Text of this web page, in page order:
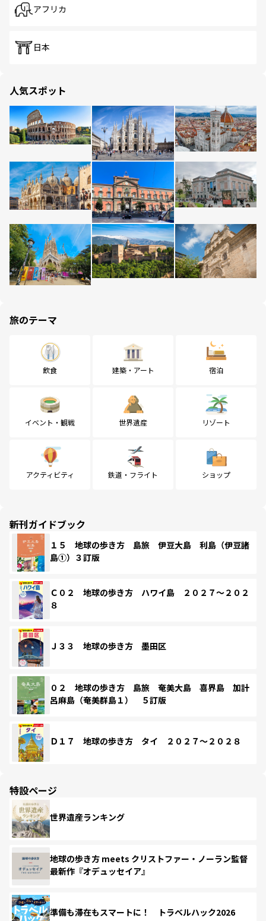
アフリカ
日本
人気スポット
旅のテーマ
飲食 建築・アート 宿泊
イベント・観戦 世界遺産 リゾート
アクティビティ 鉄道・フライト ショップ
新刊ガイドブック
１５ 地球の歩き方 島旅 伊豆大島 利島（伊豆諸
島①）３訂版
Ｃ０２ 地球の歩き方 ハワイ島 ２０２７～２０２
８
Ｊ３３ 地球の歩き方 墨田区
０２ 地球の歩き方 島旅 奄美大島 喜界島 加計
呂麻島（奄美群島１） ５訂版
Ｄ１７ 地球の歩き方 タイ ２０２７～２０２８
特設ページ
世界遺産ランキング
地球の歩き方 meets クリストファー・ノーラン監督
最新作『オデュッセイア』
準備も滞在もスマートに！ トラベルハック2026